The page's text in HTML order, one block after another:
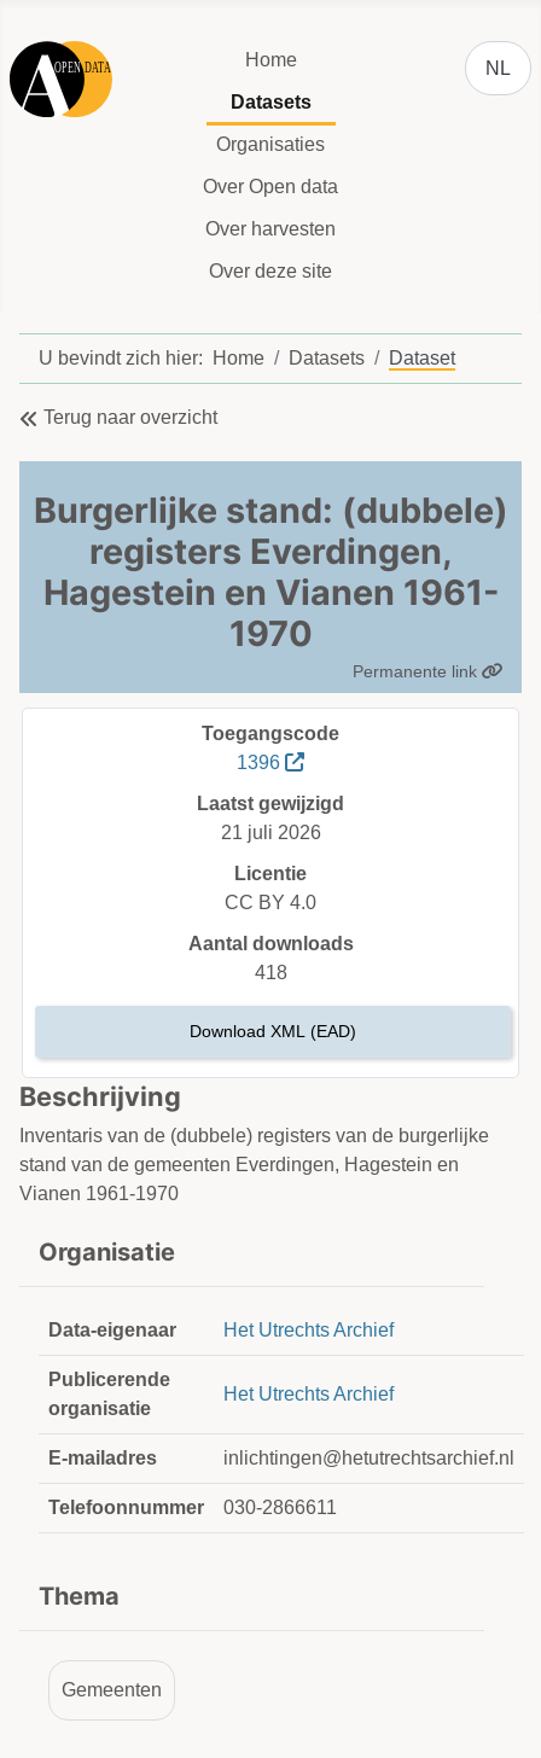
Home
Datasets
Organisaties
Over Open data
Over harvesten
Over deze site
NL
U bevindt zich hier: Home Datasets Dataset
Terug naar overzicht
Burgerlijke stand: (dubbele)
registers Everdingen,
Hagestein en Vianen 1961-
1970
Permanente link
Beschrijving
Inventaris van de (dubbele) registers van de burgerlijke
stand van de gemeenten Everdingen, Hagestein en
Vianen 1961-1970
Organisatie
Data-eigenaar Het Utrechts Archief
Publicerende
organisatie
Het Utrechts Archief
E-mailadres inlichtingen@hetutrechtsarchief.nl
Telefoonnummer 030-2866611
Thema
Gemeenten
Toegangscode
1396
Laatst gewijzigd
21 juli 2026
Licentie
CC BY 4.0
Aantal downloads
418
Download XML (EAD)